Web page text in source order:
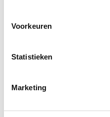
Voorkeuren
Statistieken
Marketing